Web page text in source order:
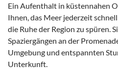
Ein Aufenthalt in küstennahen
Ihnen, das Meer jederzeit
die Ruhe der Region zu spüren.
Spaziergängen an der
Umgebung und entspannten
Unterkunft.